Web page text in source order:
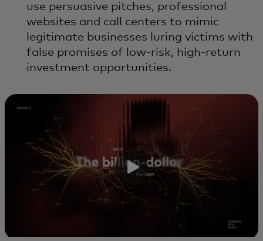
use persuasive pitches, professional
websites and call centers to mimic
legitimate businesses luring victims with
false promises of low-risk, high-return
investment opportunities.